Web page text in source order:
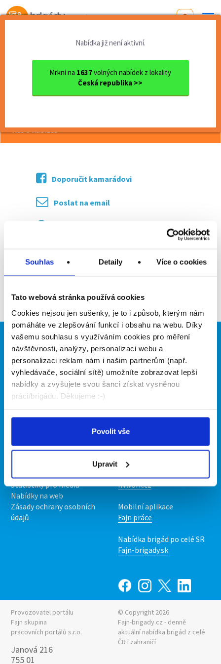
Souhlas Detaily Více o cookies
Tato webová stránka používá cookies
Cookies nejsou jen sušenky, je to i způsob, kterým nám
pomáháte ve zlepšování funkcí i obsahu na webu. Díky
vašemu souhlasu s využíváním cookies pro měření
návštěvnosti, analýzy, personalizaci webu a
personalizaci reklam nám i našim partnerům (např.
vyhledávače, sociální sítě) umožníte zobrazovat lepší
nabídky a zvyšujete svou šanci získat vysněnou
práci/brigádu. Děkujeme :-)
Povolit vše
Upravit
Od první brigády
Nabídka již není aktivní.
Mrkni na 1637volných nabídek z lokality
Česká republika >>
Liberecký kraj okres Liberec
Servírka, Číšník
Servírka, Číšník
více o nabídce >>
Doporučit kamarádovi
Poslat na email
Brigádníci
Články
Hledané brigády
Firmy
Vložit inzerát
Ceník
Propagace
O portálu
O nás
Statistiky pro média
Nabídky na web
Zásady ochrany osobních
údajů
Naše další projekty
Fajn brigády
INwork.cz
Mobilní aplikace
Fajn práce
Nabídka brigád po celé SR
Fajn-brigady.sk
Provozovatel portálu
Fajn skupina
pracovních portálů s.r.o.
Janová 216
755 01
© Copyright 2026
Fajn-brigady.cz - denně
aktuální nabídka brigád z celé
ČR i zahraničí